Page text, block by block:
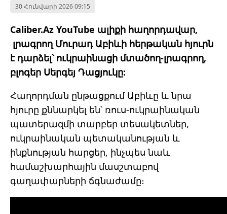
30 Հունվարի 2026 09:15
Caliber.Az YouTube ալիքի հաղորդավար,
լրագրող Մուրադ Աբիևի հերթական հյուրն
է դարձել՝ ուկրաինացի մտածող-լրագրող,
բլոգեր Սերգեյ Դացյուկը:
Հաղորդման ընթացքում Աբիևը և նրա
հյուրը քննարկել են՝ ռուս-ուկրաինական
պատերազմի տարբեր տեսակետներ,
ուկրաինական պետականության և
ինքնության հարցեր, ինչպես նաև
համաշխարհային մասշտաբով
գաղափարների ճգնաժամը։